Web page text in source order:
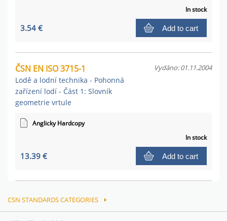
In stock
3.54 € Add to cart
ČSN EN ISO 3715-1
Lodě a lodní technika - Pohonná
zařízení lodí - Část 1: Slovník
geometrie vrtule
Vydáno: 01.11.2004
Anglicky Hardcopy
In stock
13.39 € Add to cart
CSN STANDARDS CATEGORIES